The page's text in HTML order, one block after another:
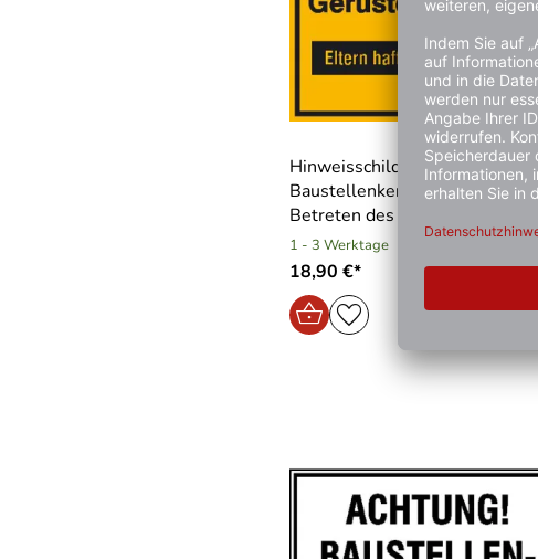
Hinweisschild zur
Baustellenkennzeichnung,
Betreten des Gerüstes verboten
1 - 3 Werktage
18,90 €*